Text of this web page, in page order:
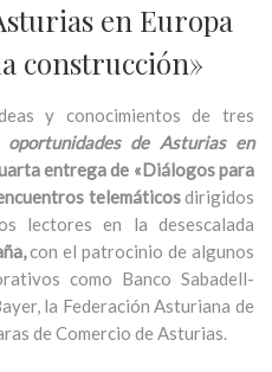
en Europa
construcción»
y conocimientos de tres
oportunidades de Asturias en
entrega de «Diálogos para
telemáticosdirigidos
lectores en la desescalada
con el patrocinio de algunos
como Banco Sabadell-
la Federación Asturiana de
de Comercio de Asturias.